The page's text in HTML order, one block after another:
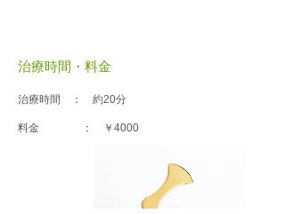
治療時間・料金
治療時間 ： 約20分
料金 ： ￥4000